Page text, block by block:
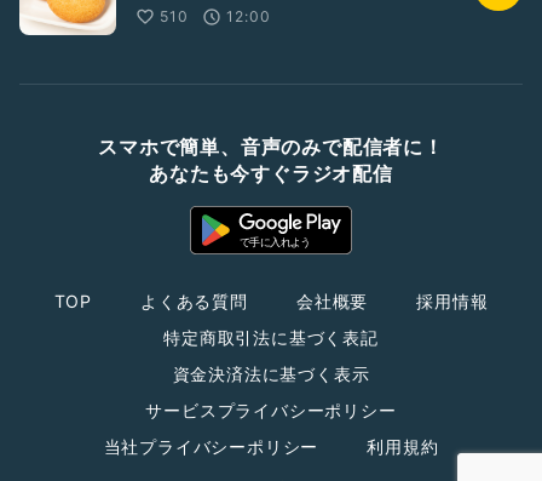
510
12:00
スマホで簡単、音声のみで配信者に！
あなたも今すぐラジオ配信
TOP よくある質問 会社概要
採用情報
特定商取引法に基づく表記
資金決済法に基づく表示
サービスプライバシーポリシー
当社プライバシーポリシー
利用規約